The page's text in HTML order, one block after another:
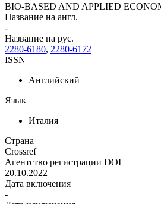
BIO-BASED AND APPLIED
Название на англ.
-
Название на рус.
2280-6180, 2280-6172
ISSN
Английский
Язык
Италия
Страна
Crossref
Агентство регистрации DOI
20.10.2022
Дата включения
-